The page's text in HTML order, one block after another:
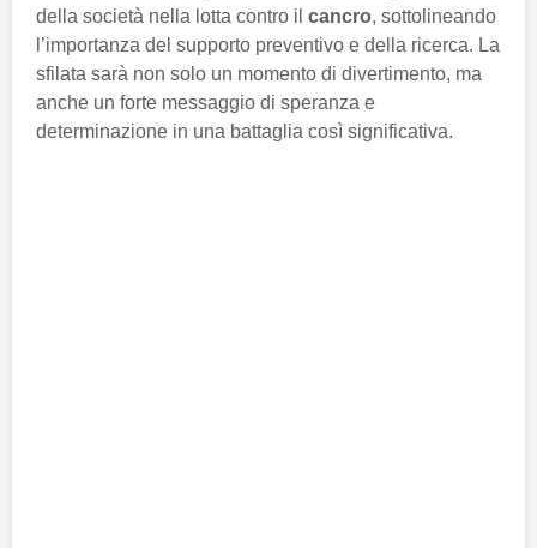
della società nella lotta contro il cancro, sottolineando
l’importanza del supporto preventivo e della ricerca. La
sfilata sarà non solo un momento di divertimento, ma
anche un forte messaggio di speranza e
determinazione in una battaglia così significativa.